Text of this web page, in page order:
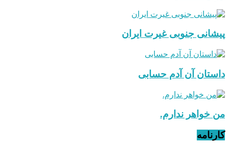
پیشانی جنوبی غیرت ایران
داستان آن آدم حسابی
من خواهر ندارم.
کارنامه